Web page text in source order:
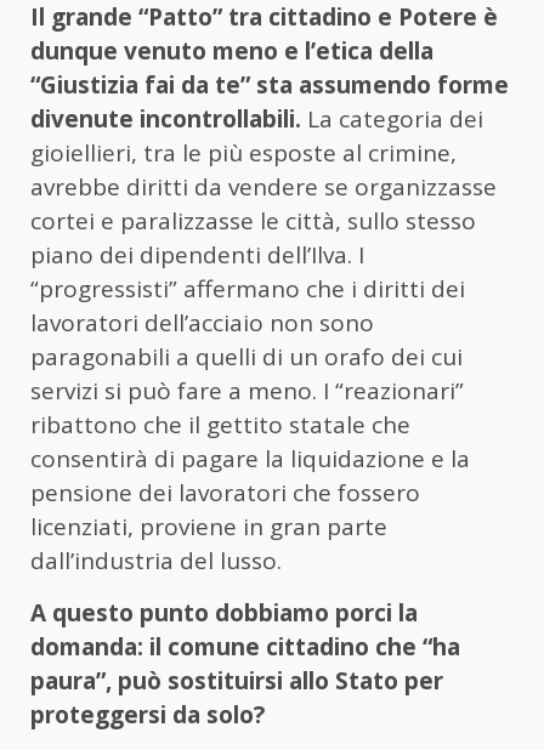
Il grande “Patto” tra cittadino e Potere è
dunque venuto meno e l’etica della
“Giustizia fai da te” sta assumendo forme
divenute incontrollabili. La categoria dei
gioiellieri, tra le più esposte al crimine,
avrebbe diritti da vendere se organizzasse
cortei e paralizzasse le città, sullo stesso
piano dei dipendenti dell’Ilva. I
“progressisti” affermano che i diritti dei
lavoratori dell’acciaio non sono
paragonabili a quelli di un orafo dei cui
servizi si può fare a meno. I “reazionari”
ribattono che il gettito statale che
consentirà di pagare la liquidazione e la
pensione dei lavoratori che fossero
licenziati, proviene in gran parte
dall’industria del lusso.
A questo punto dobbiamo porci la
domanda: il comune cittadino che “ha
paura”, può sostituirsi allo Stato per
proteggersi da solo?